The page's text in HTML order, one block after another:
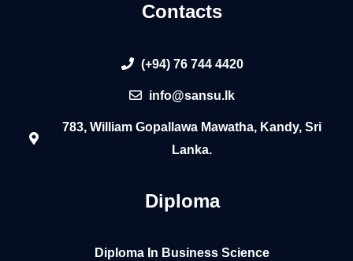
Contacts
(+94) 76 744 4420
info@sansu.lk
783, William Gopallawa Mawatha, Kandy, Sri
Lanka.
Diploma
Diploma In Business Science